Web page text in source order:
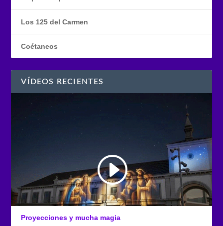
Los 125 del Carmen
Coétaneos
VÍDEOS RECIENTES
Proyecciones y mucha magia